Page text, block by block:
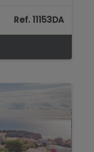
Ref. 11153DA